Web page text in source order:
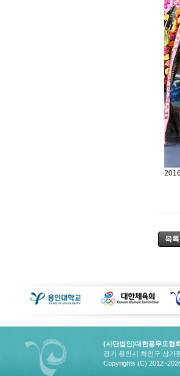
목록
(사단법인)대한용무도협
경기 용인시 처인구 삼가
Copyrights (C)